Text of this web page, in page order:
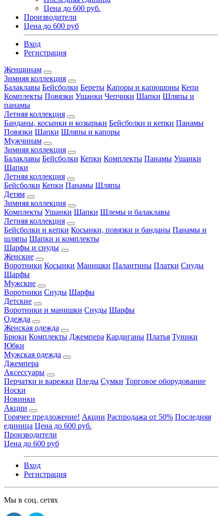
Цена до 600 руб.
Производители
Цена до 600 руб
Вход
Регистрация
Женщинам
Зимняя коллекция
Балаклавы Бейсболки Береты Капоры и капюшоны Кепи
Комплекты Повязки Ушанки Чепчики Шапки Шляпы и
панамы
Летняя коллекция
Банданы, косынки и козырьки Бейсболки и кепки Панамы
Повязки Шапки Шляпы и капоры
Мужчинам
Зимняя коллекция
Балаклавы Бейсболки Кепки Комплекты Панамы Ушанки
Шапки
Летняя коллекция
Бейсболки Кепки Панамы Шляпы
Детям
Зимняя коллекция
Комплекты Ушанки Шапки Шлемы и балаклавы
Летняя коллекция
Бейсболки и кепки Косынки, повязки и банданы Панамы и
шляпы Шапки и комплекты
Шарфы и снуды
Женские
Воротники Косынки Манишки Палантины Платки Снуды
Шарфы
Мужские
Воротники Снуды Шарфы
Детские
Воротники и манишки Снуды Шарфы
Одежда
Женская одежда
Брюки Комплекты Джемпера Кардиганы Платья Туники
Юбки
Мужская одежда
Джемпера
Аксессуары
Перчатки и варежки Пледы Сумки Торговое оборудование
Носки
Новинки
Акции
Горячее предложение! Акции Распродажа от 50% Последняя
единица Цена до 600 руб.
Производители
Цена до 600 руб
Вход
Регистрация
Мы в соц. сетях